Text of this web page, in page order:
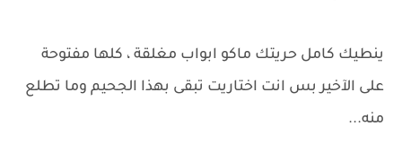
ينطيك كامل حريتك ماكو ابواب مغلقة ، كلها مفتوحة
على اﻵخير بس انت اختاريت تبقى بهذا الجحيم وما تطلع
منه...